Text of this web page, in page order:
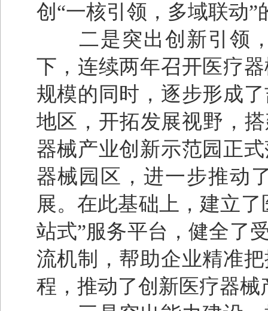
创“一核引领，多域联动”
二是突出创新引领，
下，连续两年召开医疗
规模的同时，逐步形成
地区，开拓发展视野，
器械产业创新示范园正
器械园区，进一步推动
展。在此基础上，建立
站式”服务平台，健全了
流机制，帮助企业精准
程，推动了创新医疗器械